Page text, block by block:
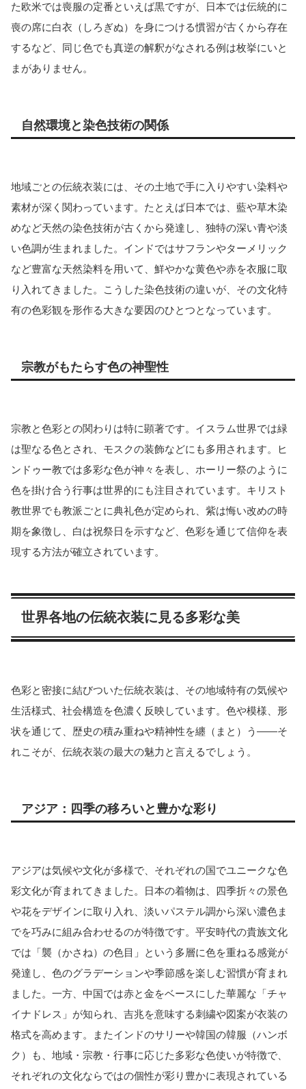
た欧米では喪服の定番といえば黒ですが、日本では伝統的に
喪の席に白衣（しろぎぬ）を身につける慣習が古くから存在
するなど、同じ色でも真逆の解釈がなされる例は枚挙にいと
まがありません。
自然環境と染色技術の関係
地域ごとの伝統衣装には、その土地で手に入りやすい染料や
素材が深く関わっています。たとえば日本では、藍や草木染
めなど天然の染色技術が古くから発達し、独特の深い青や淡
い色調が生まれました。インドではサフランやターメリック
など豊富な天然染料を用いて、鮮やかな黄色や赤を衣服に取
り入れてきました。こうした染色技術の違いが、その文化特
有の色彩観を形作る大きな要因のひとつとなっています。
宗教がもたらす色の神聖性
宗教と色彩との関わりは特に顕著です。イスラム世界では緑
は聖なる色とされ、モスクの装飾などにも多用されます。ヒ
ンドゥー教では多彩な色が神々を表し、ホーリー祭のように
色を掛け合う行事は世界的にも注目されています。キリスト
教世界でも教派ごとに典礼色が定められ、紫は悔い改めの時
期を象徴し、白は祝祭日を示すなど、色彩を通じて信仰を表
現する方法が確立されています。
世界各地の伝統衣装に見る多彩な美
色彩と密接に結びついた伝統衣装は、その地域特有の気候や
生活様式、社会構造を色濃く反映しています。色や模様、形
状を通じて、歴史の積み重ねや精神性を纏（まと）う――そ
れこそが、伝統衣装の最大の魅力と言えるでしょう。
アジア：四季の移ろいと豊かな彩り
アジアは気候や文化が多様で、それぞれの国でユニークな色
彩文化が育まれてきました。日本の着物は、四季折々の景色
や花をデザインに取り入れ、淡いパステル調から深い濃色ま
でを巧みに組み合わせるのが特徴です。平安時代の貴族文化
では「襲（かさね）の色目」という多層に色を重ねる感覚が
発達し、色のグラデーションや季節感を楽しむ習慣が育まれ
ました。一方、中国では赤と金をベースにした華麗な「チャ
イナドレス」が知られ、吉兆を意味する刺繍や図案が衣装の
格式を高めます。またインドのサリーや韓国の韓服（ハンボ
ク）も、地域・宗教・行事に応じた多彩な色使いが特徴で、
それぞれの文化ならではの個性が彩り豊かに表現されている